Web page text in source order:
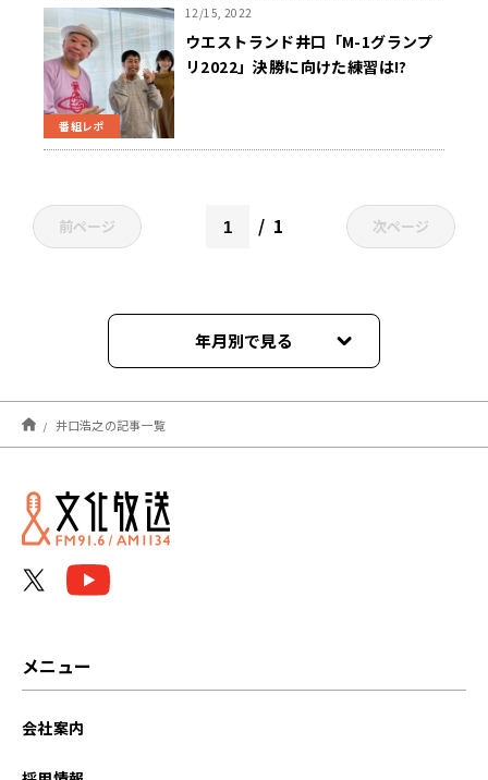
番組レポ
12/15, 2022
ウエストランド井口「M-1グランプ
リ2022」決勝に向けた練習は!?
前ページ 1 次ページ
年月別で見る
2025年12月
2022年12月
井口浩之の記事一覧
メニュー
会社案内